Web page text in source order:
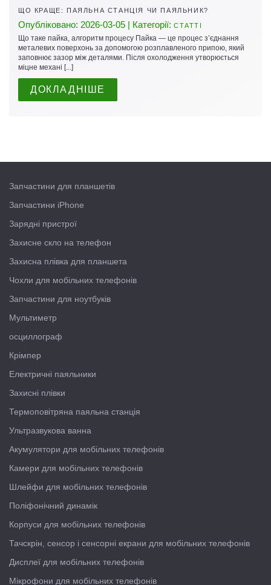
ЩО КРАЩЕ: ПАЯЛЬНА СТАНЦІЯ ЧИ ПАЯЛЬНИК?
Опубліковано: 2026-03-05 | Категорії: СТАТТІ
Що таке пайка, алгоритм процесу Пайка — це процес з’єднання
металевих поверхонь за допомогою розплавленого припою, який
заповнює зазор між деталями. Після охолодження утворюється
міцне механі [...]
ДОКЛАДНІШЕ
Запчастини для планшетів
Запчастини iPhone
Зарядні пристрої
Захисне скло на телефон
Захисна плівка для планшета
Чохли для мобільних телефонів
Запчастини для ноутбуків
Мультиметр
осциллограф
Крімпер
Електричні паяльники
Захисні плівки
Термоповітряна паяльна станція
Ультразвукова ванна
Акумулятори для мобільних телефонів
Камери для мобільних телефонів
Шлейфи для мобільних телефонів
Поліфонічний динамік
Корпуси для мобільних телефонів
Тачскрін, сенсор і сенсорні екрани для мобільних телефонів
Дисплеї для мобільних телефонів
Мікрофони для мобільних телефонів